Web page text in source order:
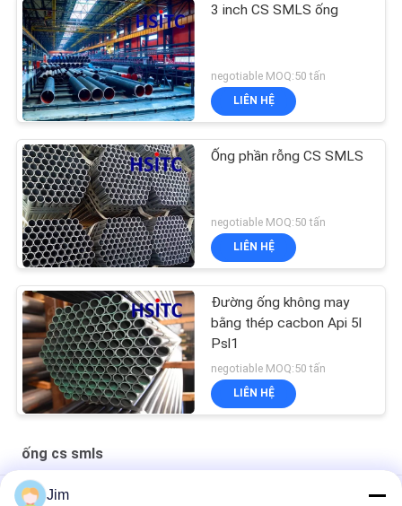
3 inch CS SMLS ống
negotiable MOQ:50 tấn
LIÊN HỆ
Ống phần rỗng CS SMLS
negotiable MOQ:50 tấn
LIÊN HỆ
Đường ống không may
bằng thép cacbon Api 5l
Psl1
negotiable MOQ:50 tấn
LIÊN HỆ
ống cs smls
Trạm thủy điện SCH80 CS SMLS ống dẫn đường phẳng
Jim